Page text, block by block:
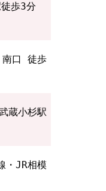
歩3分
南口 徒歩
蔵小杉駅
・JR相模